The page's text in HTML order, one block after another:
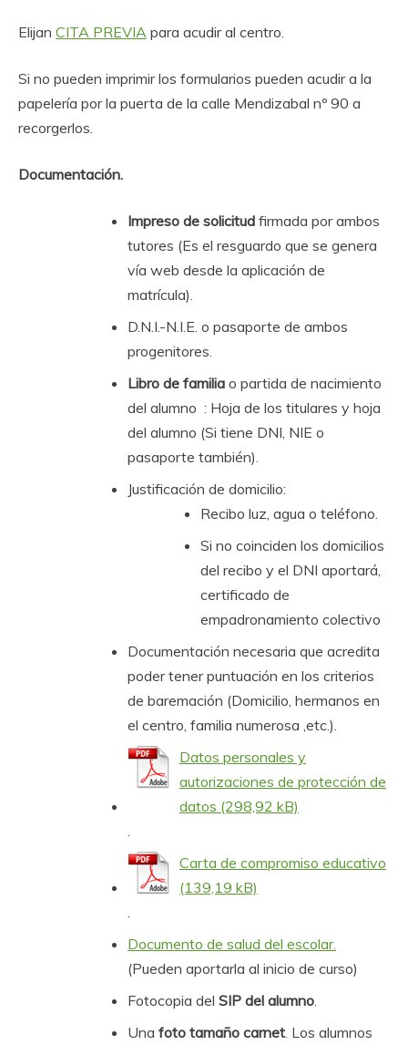
Elijan CITA PREVIA para acudir al centro.
Si no pueden imprimir los formularios pueden acudir a la
papelería por la puerta de la calle Mendizabal nº 90 a
recorgerlos.
Documentación.
Impreso de solicitud firmada por ambos
tutores (Es el resguardo que se genera
vía web desde la aplicación de
matrícula).
D.N.I.-N.I.E. o pasaporte de ambos
progenitores.
Libro de familia o partida de nacimiento
del alumno : Hoja de los titulares y hoja
del alumno (Si tiene DNI, NIE o
pasaporte también).
Justificación de domicilio:
Recibo luz, agua o teléfono.
Si no coinciden los domicilios
del recibo y el DNI aportará,
certificado de
empadronamiento colectivo
Documentación necesaria que acredita
poder tener puntuación en los criterios
de baremación (Domicilio, hermanos en
el centro, familia numerosa ,etc.).
Datos personales y
autorizaciones de protección de
datos
Carta de compromiso educativo
Documento de salud del escolar.
(Pueden aportarla al inicio de curso)
Fotocopia del SIP del alumno
Una foto tamaño carnet . Los alumnos